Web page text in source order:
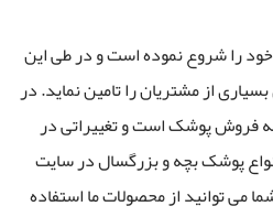
1390 فعالیت خود را شروع نموده است و در طی این
از مشتریان را تامین نماید. در
فروش پوشک است و تغییراتی در
پوشک بچه و بزرگسال در سایت
توانید از محصولات ما استفاده